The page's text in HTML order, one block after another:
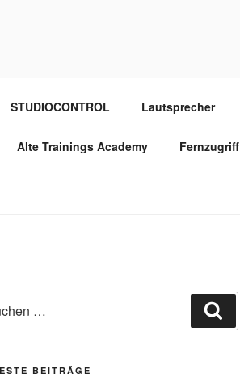
STUDIOCONTROL Lautsprecher
Alte Trainings Academy Fernzugriff
BEITRÄGE